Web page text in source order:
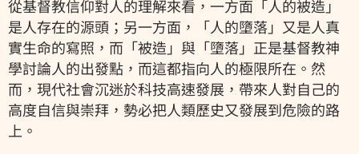
從基督教信仰對人的理解來看，一方面「人的被造」
是人存在的源頭；另一方面，「人的墮落」又是人真
實生命的寫照，而「被造」與「墮落」正是基督教神
學討論人的出發點，而這都指向人的極限所在。然
而，現代社會沉迷於科技高速發展，帶來人對自己的
高度自信與崇拜，勢必把人類歷史又發展到危險的路
上。